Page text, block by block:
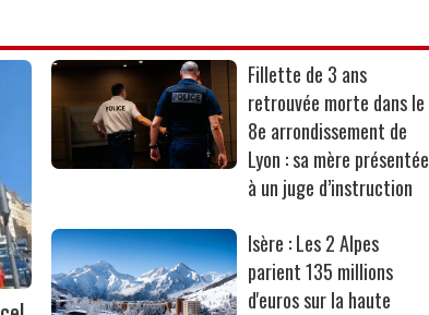
Fillette de 3 ans
retrouvée morte dans le
8e arrondissement de
Lyon : sa mère présentée
à un juge d’instruction
Isère : Les 2 Alpes
parient 135 millions
d'euros sur la haute